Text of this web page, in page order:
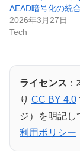
AEAD暗号化の統合
2026年3月27日
Tech
ライセンス
り CC BY 4.0
ジ）を明記し
利用ポリシー